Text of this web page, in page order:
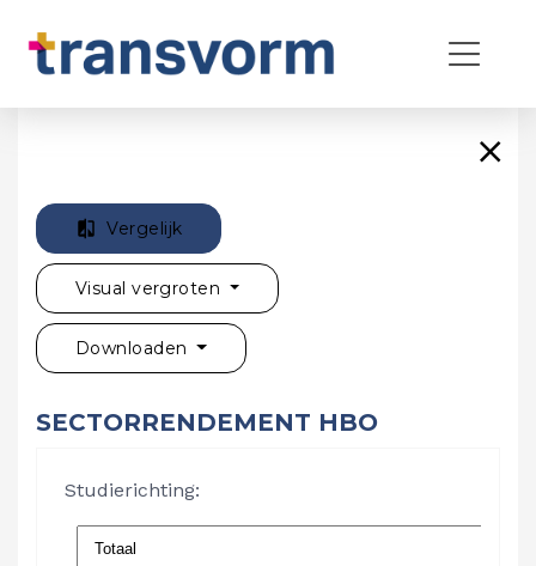
Vergelijk
Visual vergroten
Downloaden
SECTORRENDEMENT HBO